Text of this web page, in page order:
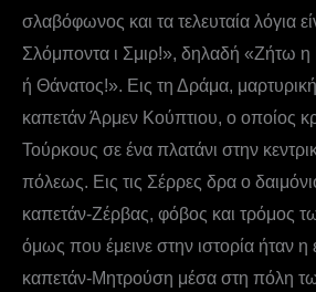
σλαβόφωνος και τα τελευταία λόγια
Σλόμποντα ι Σμιρ!», δηλαδή «Ζήτω η
ή Θάνατος!». Εις τη Δράμα,
καπετάν Άρμεν Κούπτιου, ο οποίος
Τούρκους σε ένα πλατάνι στην
πόλεως. Εις τις Σέρρες δρα ο
καπετάν-Ζέρβας, φόβος και τρόμος
όμως που έμεινε στην ιστορία ήταν η
καπετάν-Μητρούση μέσα στη πόλη